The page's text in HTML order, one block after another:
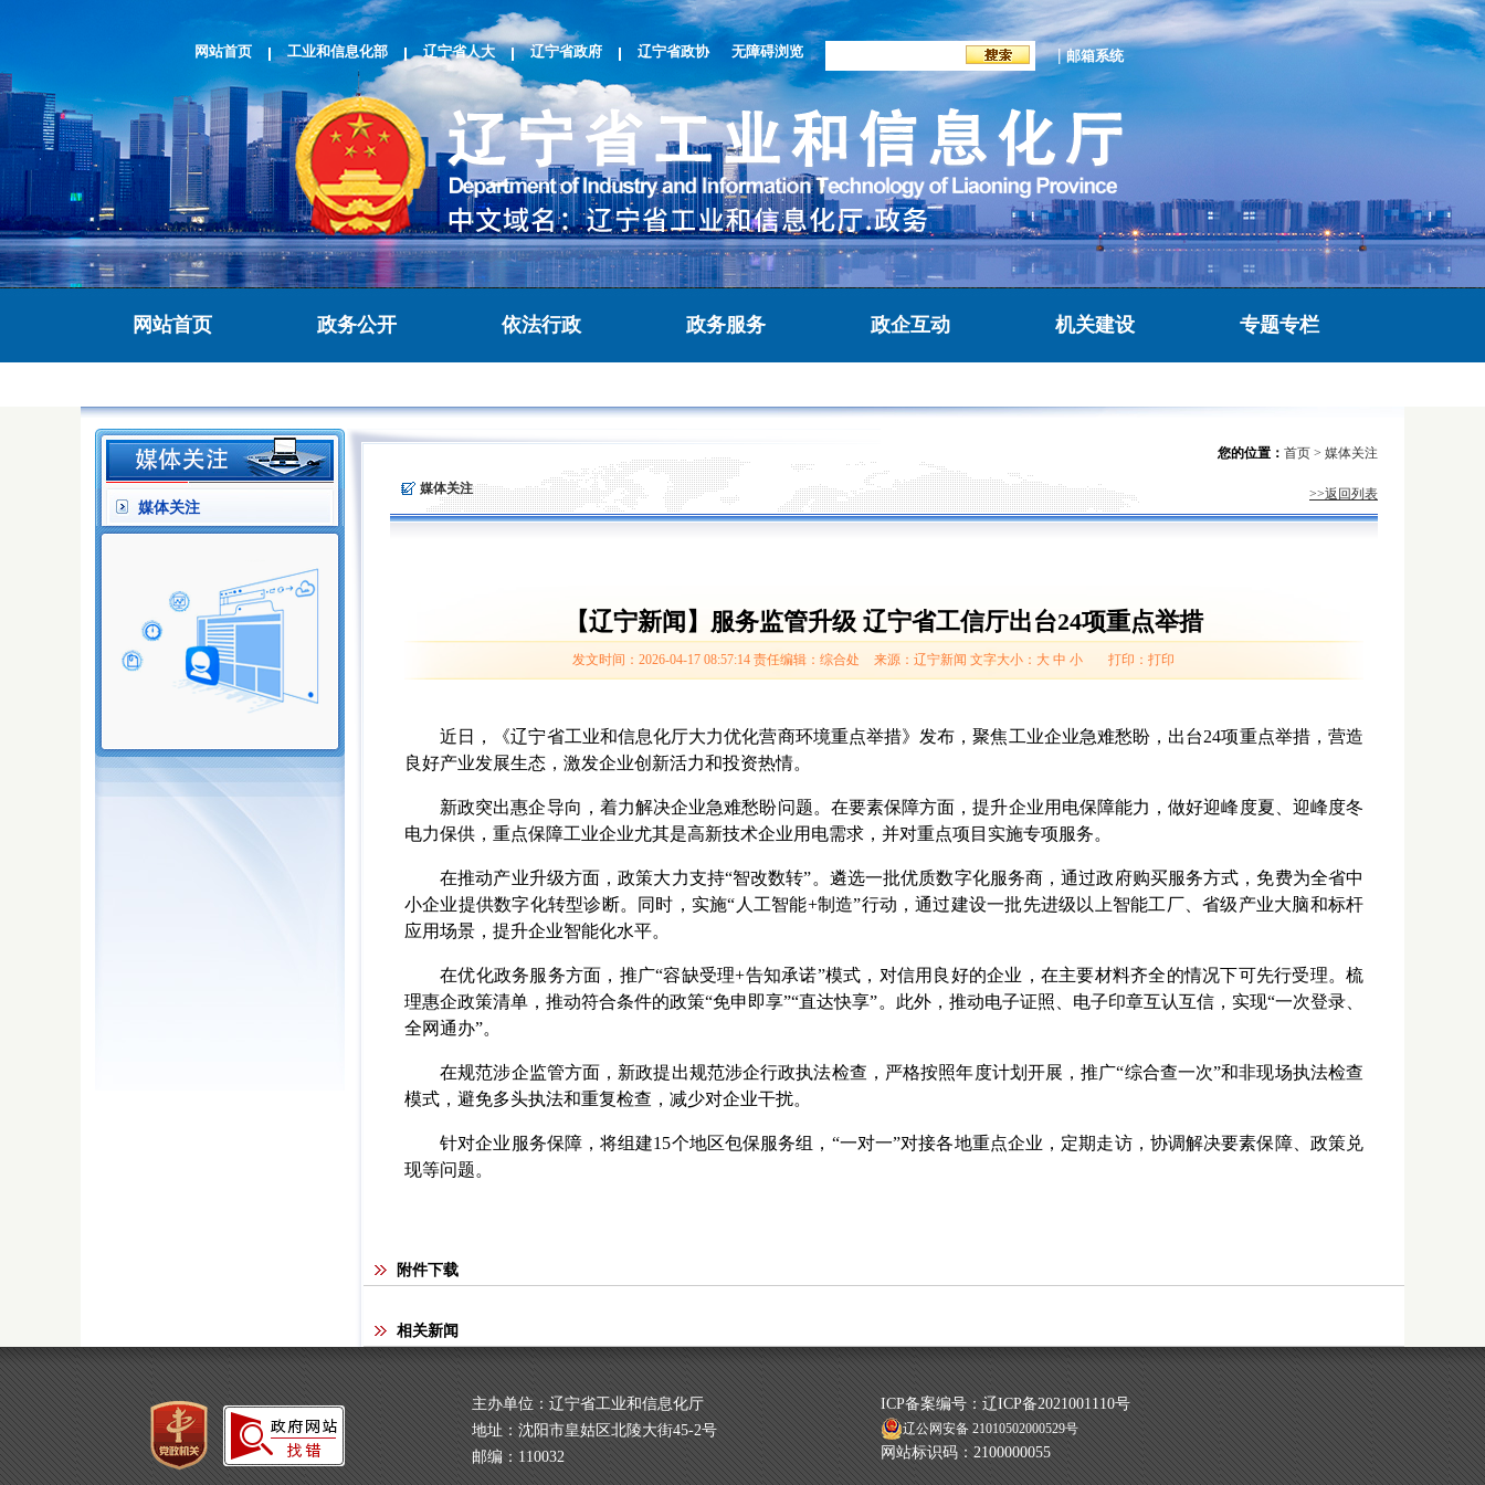
网站首页 工业和信息化部 辽宁省人大 辽宁省政府 辽宁省政协 无障碍浏览 |邮箱系统
网站首页 政务公开 依法行政 政务服务 政企互动 机关建设 专题专栏
媒体关注
您的位置： 首页 > 媒体关注
> 媒体关注 >>返回列表
【辽宁新闻】服务监管升级 辽宁省工信厅出台24项重点举措
发文时间：2026-04-17 08:57:14 责任编辑：综合处 来源：辽宁新闻 文字大小： 大 中 小 打印： 打印
近日，《辽宁省工业和信息化厅大力优化营商环境重点举措》发布，聚焦工业企业急难愁盼，出台24项重点举措，营造
良好产业发展生态，激发企业创新活力和投资热情。
新政突出惠企导向，着力解决企业急难愁盼问题。在要素保障方面，提升企业用电保障能力，做好迎峰度夏、迎峰度冬
电力保供，重点保障工业企业尤其是高新技术企业用电需求，并对重点项目实施专项服务。
在推动产业升级方面，政策大力支持“智改数转”。遴选一批优质数字化服务商，通过政府购买服务方式，免费为全省中
小企业提供数字化转型诊断。同时，实施“人工智能+制造”行动，通过建设一批先进级以上智能工厂、省级产业大脑和标杆
应用场景，提升企业智能化水平。
在优化政务服务方面，推广“容缺受理+告知承诺”模式，对信用良好的企业，在主要材料齐全的情况下可先行受理。梳
理惠企政策清单，推动符合条件的政策“免申即享”“直达快享”。此外，推动电子证照、电子印章互认互信，实现“一次登录、
全网通办”。
在规范涉企监管方面，新政提出规范涉企行政执法检查，严格按照年度计划开展，推广“综合查一次”和非现场执法检查
模式，避免多头执法和重复检查，减少对企业干扰。
针对企业服务保障，将组建15个地区包保服务组，“一对一”对接各地重点企业，定期走访，协调解决要素保障、政策兑
现等问题。
附件下载
相关新闻
主办单位：辽宁省工业和信息化厅
地址：沈阳市皇姑区北陵大街45-2号
邮编：110032
ICP备案编号：辽ICP备2021001110号
辽公网安备 21010502000529号
网站标识码：2100000055